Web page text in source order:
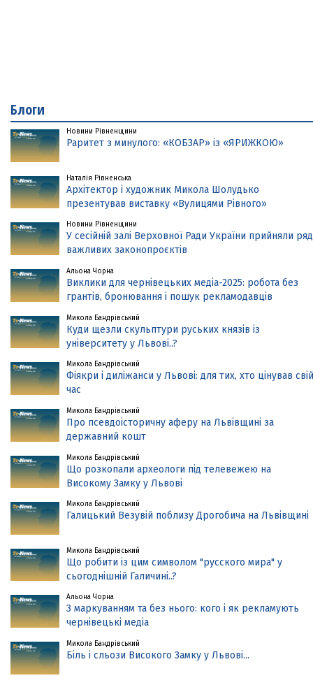
Блоги
Новини Рівненщини
Раритет з минулого: «КОБЗАР» із «ЯРИЖКОЮ»
Наталія Рівненська
Архітектор і художник Микола Шолудько
презентував виставку «Вулицями Рівного»
Новини Рівненщини
У сесійній залі Верховної Ради України прийняли ряд
важливих законопроєктів
Альона Чорна
Виклики для чернівецьких медіа-2025: робота без
грантів, бронювання і пошук рекламодавців
Микола Бандрівський
Куди щезли скульптури руських князів із
університету у Львові..?
Микола Бандрівський
Фіякри і диліжанси у Львові: для тих, хто цінував свій
час
Микола Бандрівський
Про псевдоісторичну аферу на Львівщині за
державний кошт
Микола Бандрівський
Що розкопали археологи під телевежею на
Високому Замку у Львові
Микола Бандрівський
Галицький Везувій поблизу Дрогобича на Львівщині
Микола Бандрівський
Що робити із цим символом "русского мира" у
сьогоднішній Галичині..?
Альона Чорна
З маркуванням та без нього: кого і як рекламують
чернівецькі медіа
Микола Бандрівський
Біль і сльози Високого Замку у Львові...